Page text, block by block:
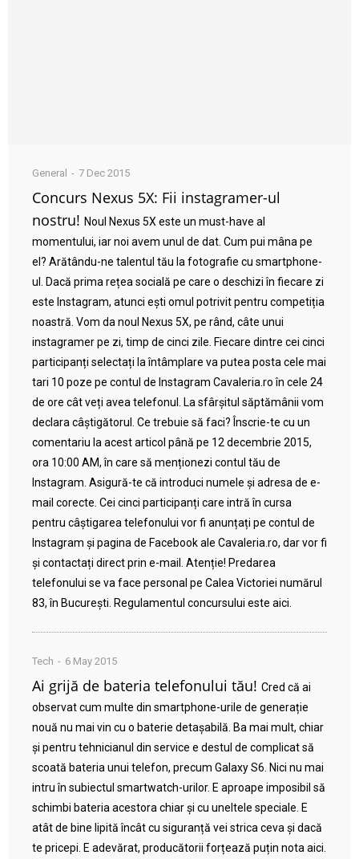
General 7 Dec 2015
Concurs Nexus 5X: Fii instagramer-ul
nostru! Noul Nexus 5X este un must-have al
momentului, iar noi avem unul de dat. Cum pui mâna pe
el? Arătându-ne talentul tău la fotografie cu smartphone-
ul. Dacă prima rețea socială pe care o deschizi în fiecare zi
este Instagram, atunci ești omul potrivit pentru competiția
noastră. Vom da noul Nexus 5X, pe rând, câte unui
instagramer pe zi, timp de cinci zile. Fiecare dintre cei cinci
participanți selectați la întâmplare va putea posta cele mai
tari 10 poze pe contul de Instagram Cavaleria.ro în cele 24
de ore cât veți avea telefonul. La sfârșitul săptămânii vom
declara câștigătorul. Ce trebuie să faci? Înscrie-te cu un
comentariu la acest articol până pe 12 decembrie 2015,
ora 10:00 AM, în care să menționezi contul tău de
Instagram. Asigură-te că introduci numele și adresa de e-
mail corecte. Cei cinci participanți care intră în cursa
pentru câștigarea telefonului vor fi anunțați pe contul de
Instagram și pagina de Facebook ale Cavaleria.ro, dar vor fi
și contactați direct prin e-mail. Atenție! Predarea
telefonului se va face personal pe Calea Victoriei numărul
83, în București. Regulamentul concursului este aici.
Tech 6 May 2015
Ai grijă de bateria telefonului tău! Cred că ai
observat cum multe din smartphone-urile de generație
nouă nu mai vin cu o baterie detașabilă. Ba mai mult, chiar
și pentru tehnicianul din service e destul de complicat să
scoată bateria unui telefon, precum Galaxy S6. Nici nu mai
intru în subiectul smartwatch-urilor. E aproape imposibil să
schimbi bateria acestora chiar și cu uneltele speciale. E
atât de bine lipită încât cu siguranță vei strica ceva și dacă
te pricepi. E adevărat, producătorii forțează puțin nota aici.